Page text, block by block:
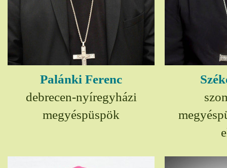
Palánki Ferenc
debrecen-nyíregyházi
megyéspüspök